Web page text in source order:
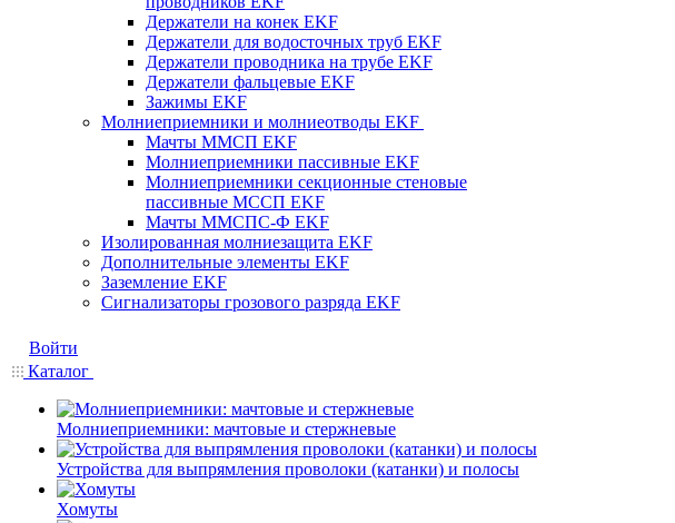
Держатели на конек EKF
Держатели для водосточных труб EKF
Держатели проводника на трубе EKF
Держатели фальцевые EKF
Зажимы EKF
Молниеприемники и молниеотводы EKF
Мачты ММСП EKF
Молниеприемники пассивные EKF
Молниеприемники секционные стеновые
пассивные МССП EKF
Мачты ММСПС-Ф EKF
Изолированная молниезащита EKF
Дополнительные элементы EKF
Заземление EKF
Сигнализаторы грозового разряда EKF
Войти
Каталог
Молниеприемники: мачтовые и стержневые
Устройства для выпрямления проволоки (катанки) и полосы
Хомуты